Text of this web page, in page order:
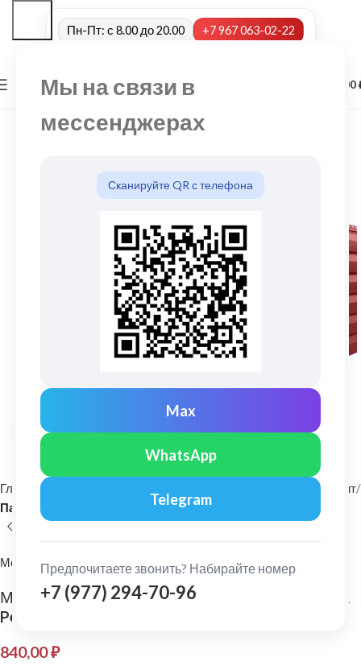
Мы на связи в
мессенджерах
Сканируйте QR с телефона
Max
WhatsApp
Telegram
Предпочитаете звонить? Набирайте номер
+7 (977) 294-70-96
Пн-Пт: с 8.00 до 20.00 +7 967 063-02-22
МЕНЮ 0,00
Нажмите, чтобы увеличить
Главная
Металлический сайдинг и софит
Панель сайдинга
МеталлПрофиль
МеталлПрофиль: Сайдинг Корабельная доска
Pe 0,45 мм Ral 3011
840,00₽